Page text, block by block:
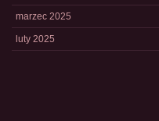
marzec 2025
luty 2025